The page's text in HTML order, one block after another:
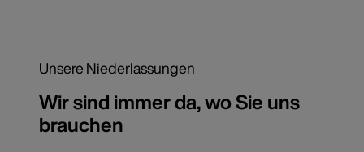
Unsere Niederlassungen
Wir sind immer da, wo Sie uns
brauchen